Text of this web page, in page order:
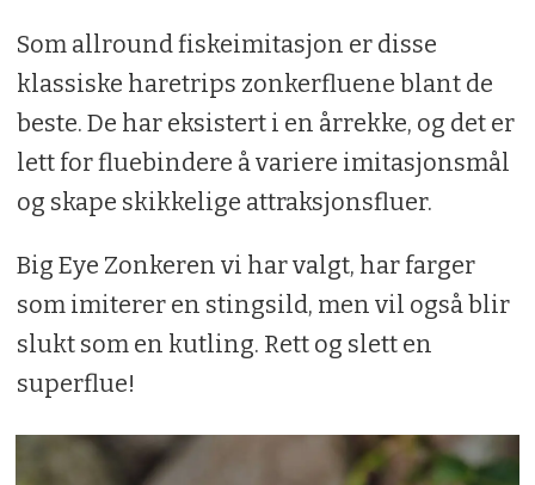
Som allround fiskeimitasjon er disse
klassiske haretrips zonkerfluene blant de
beste. De har eksistert i en årrekke, og det er
lett for fluebindere å variere imitasjonsmål
og skape skikkelige attraksjonsfluer.
Big Eye Zonkeren vi har valgt, har farger
som imiterer en stingsild, men vil også blir
slukt som en kutling. Rett og slett en
superflue!